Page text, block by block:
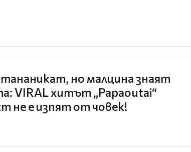
тананикат, но малцина знаят
VIRAL хитът „Papaoutai“
не е изпят от човек!